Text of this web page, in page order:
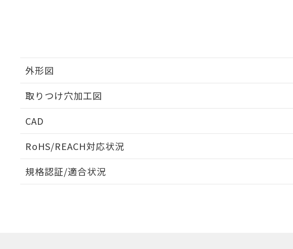
外形図
取りつけ穴加工図
CAD
RoHS/REACH対応状況
EU RoHS 注意事項・凡例
ダウンロード
規格認証/適合状況